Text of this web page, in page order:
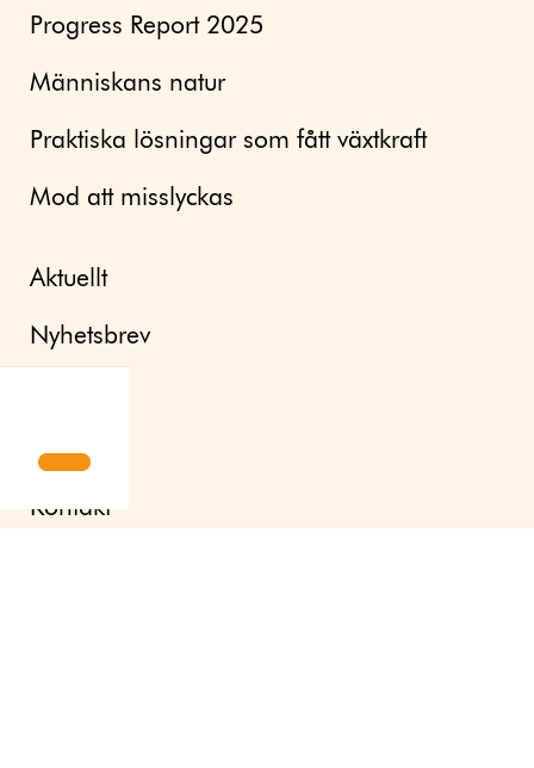
Progress Report 2025
Människans natur
Praktiska lösningar som fått växtkraft
Mod att misslyckas
Aktuellt
Nyhetsbrev
Om oss
Kontakt